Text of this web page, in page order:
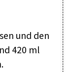
und den
420 ml